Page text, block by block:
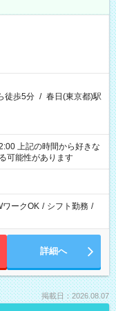
徒歩5分 / 春日(東京都)駅
きな
可能性があります
ワークOK / シフト勤務 /
詳細へ
掲載日：2026.08.07